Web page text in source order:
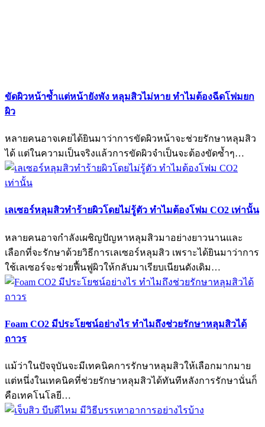
ขัดผิวหน้าซ้ำแต่หน้ายังพัง หลุมสิวไม่หาย ทำไมต้องฉีดโฟมยก
ผิว
หลายคนอาจเคยได้ยินมาว่าการขัดผิวหน้าจะช่วยรักษาหลุมสิว
ได้ แต่ในความเป็นจริงแล้วการขัดผิวจำเป็นจะต้องขัดซ้ำๆ…
เลเซอร์หลุมสิวทำร้ายผิวโดยไม่รู้ตัว ทำไมต้องโฟม CO2 เท่านั้น
หลายคนอาจกำลังเผชิญปัญหาหลุมสิวมาอย่างยาวนานและ
เลือกที่จะรักษาด้วยวิธีการเลเซอร์หลุมสิว เพราะได้ยินมาว่าการ
ใช้เลเซอร์จะช่วยฟื้นฟูผิวให้กลับมาเรียบเนียนดังเดิม…
Foam CO2 มีประโยชน์อย่างไร ทำไมถึงช่วยรักษาหลุมสิวได้
ถาวร
แม้ว่าในปัจจุบันจะมีเทคนิคการรักษาหลุมสิวให้เลือกมากมาย
แต่หนึ่งในเทคนิคที่ช่วยรักษาหลุมสิวได้ทันทีหลังการรักษานั่นก็
คือเทคโนโลยี…